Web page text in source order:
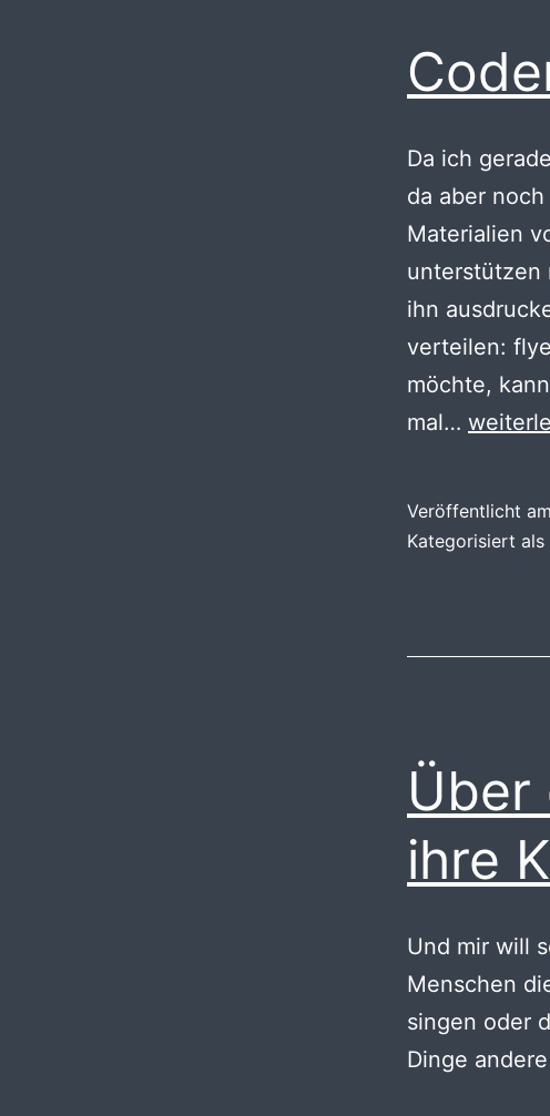
Da ich
da aber
Materialien
unterstützen
ihn
verteilen:
möchte,
mal… Coder
Veröffentlicht am
Kategorisiert als
Über
ihre
Und mir will
Menschen
singen oder
Dinge